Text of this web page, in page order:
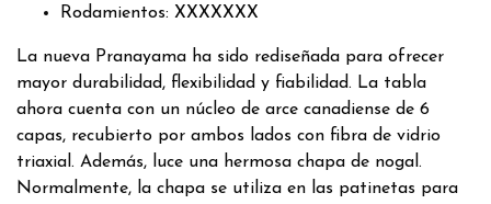
Rodamientos: XXXXXXX
La nueva Pranayama ha sido rediseñada para ofrecer
mayor durabilidad, flexibilidad y fiabilidad. La tabla
ahora cuenta con un núcleo de arce canadiense de 6
capas, recubierto por ambos lados con fibra de vidrio
triaxial. Además, luce una hermosa chapa de nogal.
Normalmente, la chapa se utiliza en las patinetas para